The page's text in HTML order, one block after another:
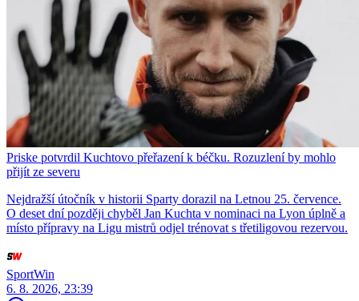
Priske potvrdil Kuchtovo přeřazení k béčku. Rozuzlení by mohlo
přijít ze severu
Nejdražší útočník v historii Sparty dorazil na Letnou 25. července.
O deset dní později chyběl Jan Kuchta v nominaci na Lyon úplně a
místo přípravy na Ligu mistrů odjel trénovat s třetiligovou rezervou.
SportWin
6. 8. 2026, 23:39